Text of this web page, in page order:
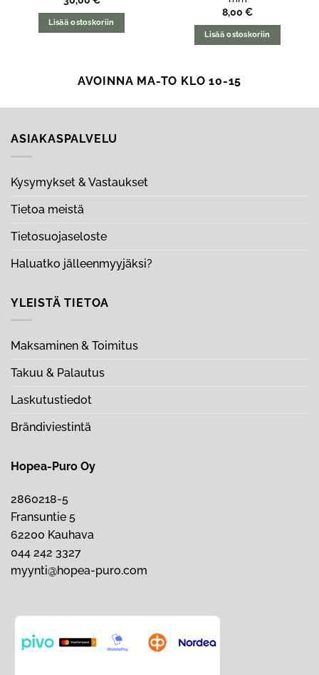
Lisää ostoskoriin
8,00 €
Lisää ostoskoriin
AVOINNA MA-TO KLO 10-15
ASIAKASPALVELU
Kysymykset & Vastaukset
Tietoa meistä
Tietosuojaseloste
Haluatko jälleenmyyjäksi?
YLEISTÄ TIETOA
Maksaminen & Toimitus
Takuu & Palautus
Laskutustiedot
Brändiviestintä
Hopea-Puro Oy
2860218-5
Fransuntie 5
62200 Kauhava
044 242 3327
myynti@hopea-puro.com